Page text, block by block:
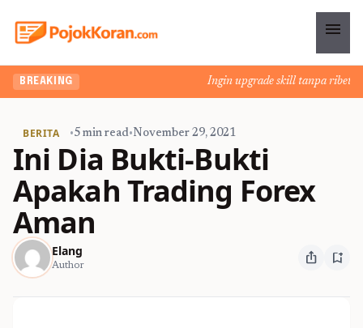
menu
BREAKING Ingin upgrade skill tanpa ribet?
BERITA •5 min read•November 29, 2021
Ini Dia Bukti-Bukti
Apakah Trading Forex
Aman
Elang
Author ios_share bookmark_add